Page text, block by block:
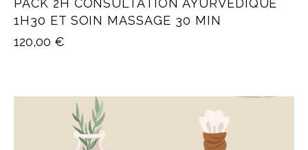
PACK 2H CONSULTATION AYURVÉDIQUE
1H30 ET SOIN MASSAGE 30 MIN
120,00 €